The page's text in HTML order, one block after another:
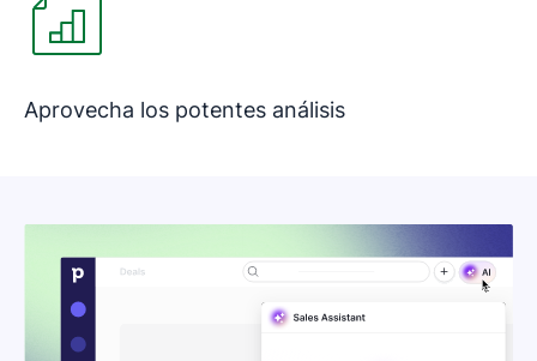
Aprovecha los potentes análisis